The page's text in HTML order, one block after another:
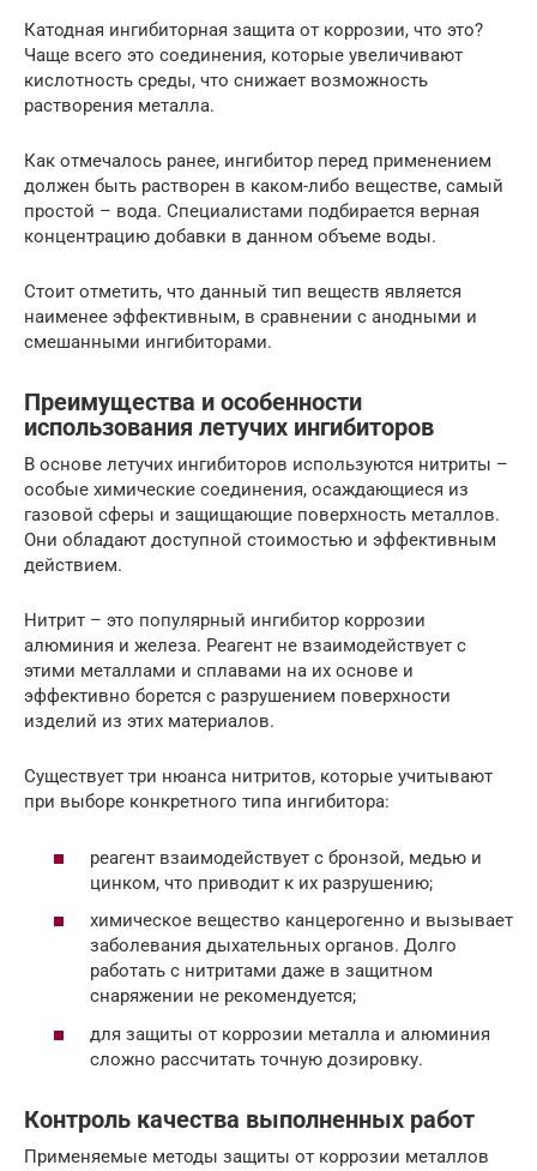
Катодная ингибиторная защита от коррозии, что это?
Чаще всего это соединения, которые увеличивают
кислотность среды, что снижает возможность
растворения металла.
Как отмечалось ранее, ингибитор перед применением
должен быть растворен в каком-либо веществе, самый
простой – вода. Специалистами подбирается верная
концентрацию добавки в данном объеме воды.
Стоит отметить, что данный тип веществ является
наименее эффективным, в сравнении с анодными и
смешанными ингибиторами.
Преимущества и особенности
использования летучих ингибиторов
В основе летучих ингибиторов используются нитриты –
особые химические соединения, осаждающиеся из
газовой сферы и защищающие поверхность металлов.
Они обладают доступной стоимостью и эффективным
действием.
Нитрит – это популярный ингибитор коррозии
алюминия и железа. Реагент не взаимодействует с
этими металлами и сплавами на их основе и
эффективно борется с разрушением поверхности
изделий из этих материалов.
Существует три нюанса нитритов, которые учитывают
при выборе конкретного типа ингибитора:
реагент взаимодействует с бронзой, медью и
цинком, что приводит к их разрушению;
химическое вещество канцерогенно и вызывает
заболевания дыхательных органов. Долго
работать с нитритами даже в защитном
снаряжении не рекомендуется;
для защиты от коррозии металла и алюминия
сложно рассчитать точную дозировку.
Контроль качества выполненных работ
Применяемые методы защиты от коррозии металлов